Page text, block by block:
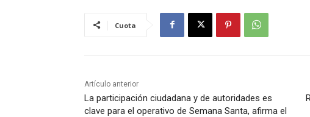
Cuota
Artículo anterior
La participación ciudadana y de autoridades es
clave para el operativo de Semana Santa, afirma el